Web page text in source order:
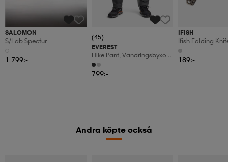
SALOMON
S/lab Spectur
1 799:-
(45)
EVEREST
Hike Pant, Vandringsbyxor,
Herr
799:-
IFISH
Ifish Folding
Honeycomb
189:-
Andra köpte också